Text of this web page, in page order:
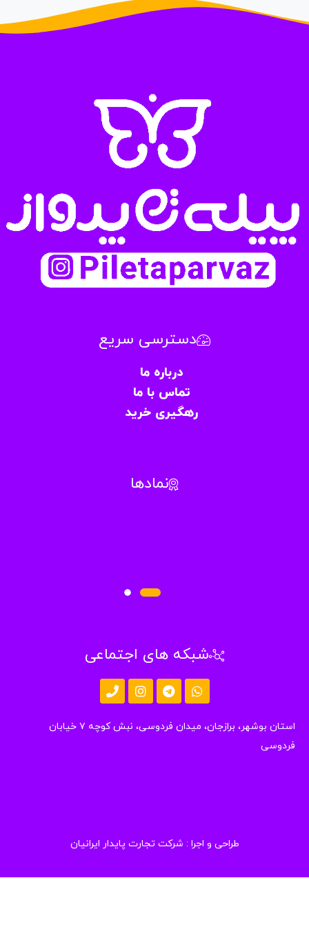
ز
دسترسی سریع
درباره ما
تماس با ما
رهگیری خرید
نمادها
شبکه های اجتماعی
استان بوشهر، برازجان، میدان فردوسی، نبش کوچه ۷ خیابان
طراحی و اجرا :شرکت تجارت پایدار ایرانیان